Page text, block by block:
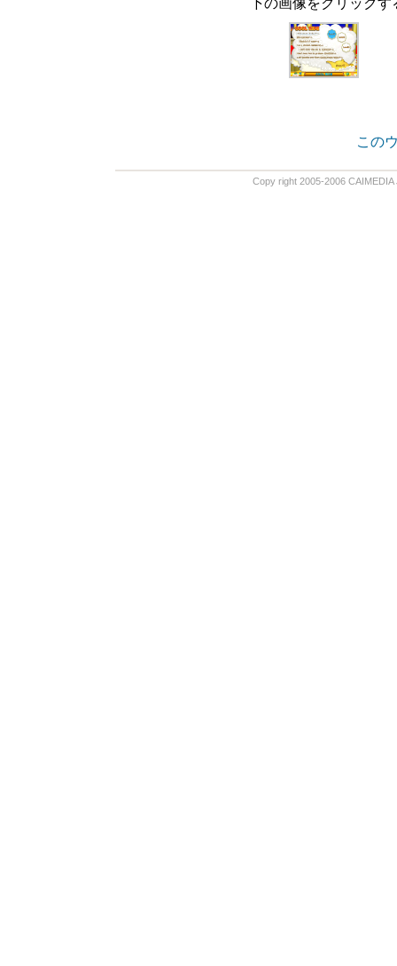
下の画像をクリック
この
Copy right 2005-2006